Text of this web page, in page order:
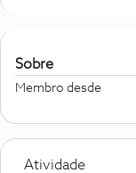
Sobre
Membro desde
Atividade